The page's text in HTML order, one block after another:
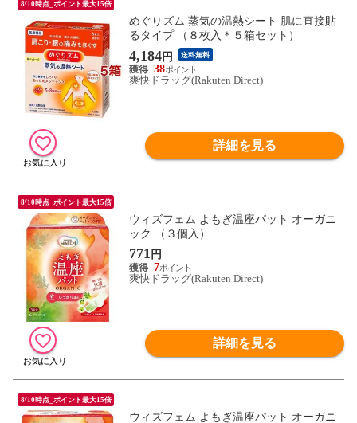
8/10時点_ポイント最大15倍
めぐりズム 蒸気の温熱シート 肌に直接貼
るタイプ （８枚入＊５箱セット）
4,184円 送料無料
38
爽快ドラッグ(Rakuten Direct)
詳細を見る
8/10時点_ポイント最大15倍
ウィズフェム よもぎ温座パット オーガニ
ック （３個入）
771 円
7
爽快ドラッグ(Rakuten Direct)
詳細を見る
8/10時点_ポイント最大15倍
ウィズフェム よもぎ温座パット オーガニ